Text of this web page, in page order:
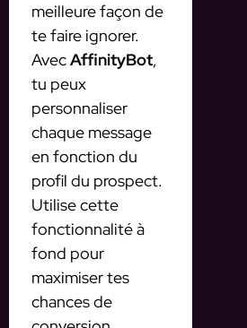
meilleure façon de
te faire ignorer.
AvecAffinityBot,
tu peux
personnaliser
chaque message
en fonction du
profil du prospect.
Utilise cette
fonctionnalité à
fond pour
maximiser tes
chances de